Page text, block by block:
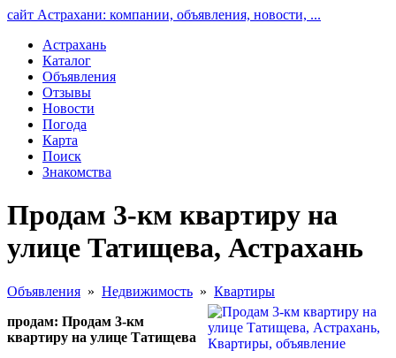
сайт Астрахани: компании, объявления, новости, ...
Астрахань
Каталог
Объявления
Отзывы
Новости
Погода
Карта
Поиск
Знакомства
Продам 3-км квартиру на
улице Татищева, Астрахань
Объявления » Недвижимость » Квартиры
продам: Продам 3-км
квартиру на улице Татищева